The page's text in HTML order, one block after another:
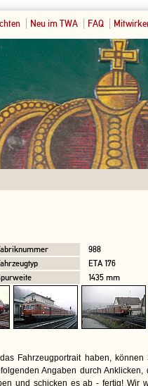
Neu im TWA FAQ
988
ETA 176
1435 mm
Fahrzeugportrait haben,
Angaben durch
und schicken es ab - fertig! Wir